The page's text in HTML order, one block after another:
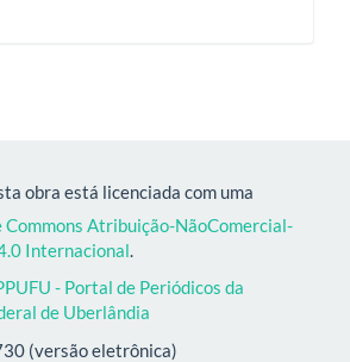
obra está licenciada com uma
Atribuição-NãoComercial-
Internacional.
- Portal de Periódicos da
de Uberlândia
(versão eletrônica)